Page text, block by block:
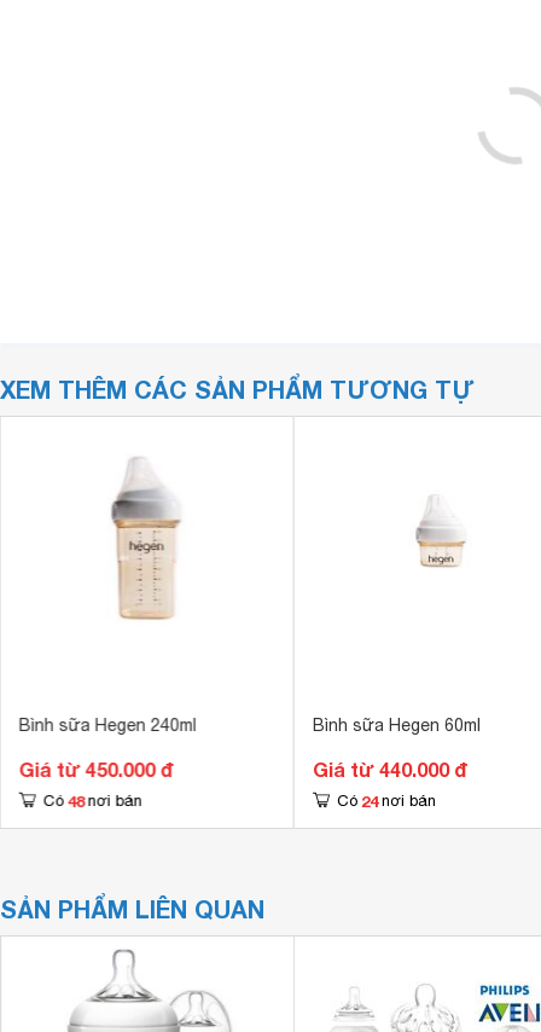
XEM THÊM CÁC SẢN PHẨM TƯƠNG TỰ
Bình sữa Hegen 240ml
Giá từ 450.000 đ
Có 48 nơi bán
Bình sữa Hegen 60ml
Giá từ 440.000 đ
Có 24 nơi bán
SẢN PHẨM LIÊN QUAN